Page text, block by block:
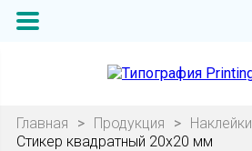
Главная > Продукция > Наклейки
Стикер квадратный 20х20 мм